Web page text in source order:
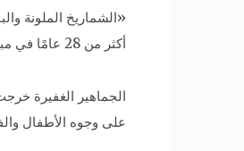
«الشماريخ الملونة
أكثر من 28 عامًا في مباراة «حبس الأنفاس» باستاد برج العرب.
الجماهير الغفيرة
على وجوه الأطفال